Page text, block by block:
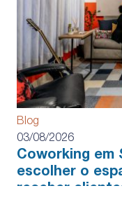
Blog
03/08/2026
Coworking em
escolher o
receber